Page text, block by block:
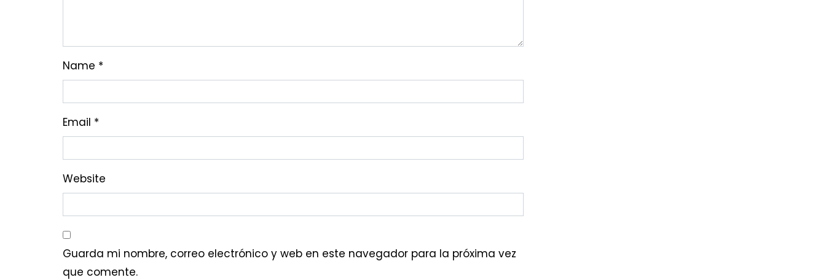
Name *
Email *
Website
Guarda mi nombre, correo electrónico y web en este navegador para la próxima vez
que comente.